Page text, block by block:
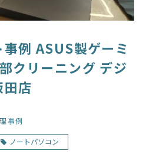
例 ASUS製ゲーミ
クリーニング デジ
店
事例
ノートパソコン